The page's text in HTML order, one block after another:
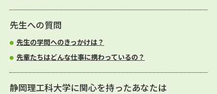
先生への質問
先生の学問へのきっかけは？
先輩たちはどんな仕事に携わっているの？
静岡理工科大学に関心を持ったあなたは